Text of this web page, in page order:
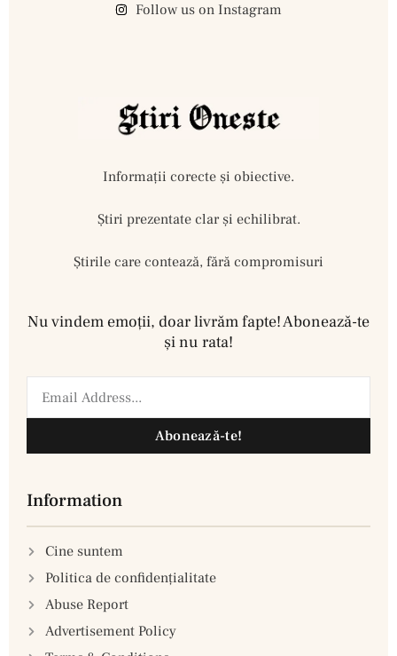
Follow us on Instagram
Informații corecte și obiective.
Ştiri prezentate clar și echilibrat.
Știrile care contează, fără compromisuri
Nu vindem emoţii, doar livrăm fapte! Abonează-te
şi nu rata!
Abonează-te!
Information
Cine suntem
Politica de confidenţialitate
Abuse Report
Advertisement Policy